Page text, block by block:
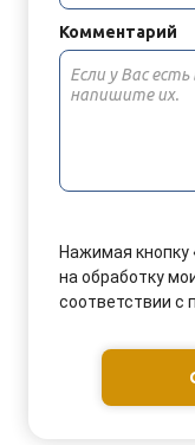
Комментарий
Нажимая кнопку
на обработку
соответствии с